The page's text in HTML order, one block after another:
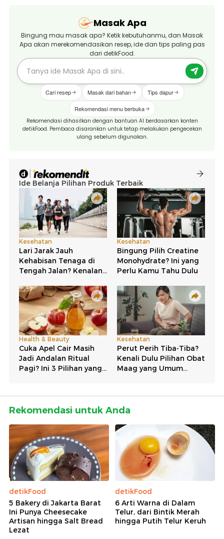
Masak Apa
Bingung mau masak apa? Ketik kebutuhanmu, dan Masak
Apa akan merekomendasikan resep, ide dan tips paling pas
dari detikFood.
Cari resep Masak dari bahan Tips dapur
Rekomendasi menu berbuka
Rekomendasi dihasilkan dengan bantuan AI berdasarkan konten
detikFood. Pembaca disarankan untuk tetap melakukan pengecekan
ulang sebelum digunakan.
Rekomendasi untuk Anda
detikFood
5 Bakery di Jakarta Barat
Ini Punya Cheesecake
Artisan hingga Salt Bread
Lezat
detikFood
6 Arti Warna di Dalam
Telur, dari Bintik Merah
hingga Putih Telur Keruh